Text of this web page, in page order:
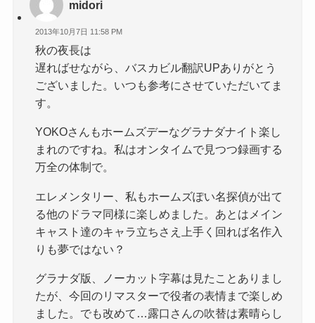
midori
2013年10月7日 11:58 PM
秋の夜長は
遅ればせながら、バスカビル翻訳UPありがとう
ございました。いつも参考にさせていただいてま
す。
YOKOさんもホームズデーなグラナダナイト楽し
まれのですね。私はオンタイムで見つつ録画する
万全の体制で。
エレメンタリー、私もホームズぽい名探偵が出て
る他のドラマ同様に楽しめました。あとはメイン
キャスト達のキャラ立ちさえ上手く回れば名作入
りも夢ではない？
グラナダ版、ノーカット字幕は見たことありまし
たが、今回のリマスターで役者の表情まで楽しめ
ました。でも改めて…露口さんの吹替は素晴らし